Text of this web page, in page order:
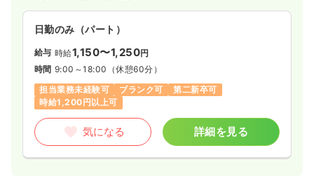
日勤のみ（パート）
給与 時給1,150〜1,250円
時間 9:00～18:00 （休憩60分）
担当業務未経験可
ブランク可
第二新卒可
時給1,200円以上可
気になる 詳細を見る